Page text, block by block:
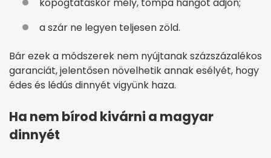
a szár ne legyen teljesen zöld.
Bár ezek a módszerek nem nyújtanak százszázalékos
garanciát, jelentősen növelhetik annak esélyét, hogy
édes és lédús dinnyét vigyünk haza.
Ha nem bírod kivárni a magyar
dinnyét